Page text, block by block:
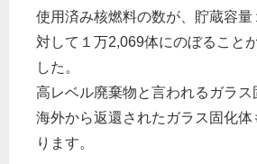
使用済み核燃料の数が、貯蔵容量
対して１万2,069体にのぼること
した。
高レベル廃棄物と言われるガラス
海外から返還されたガラス固化
ります。